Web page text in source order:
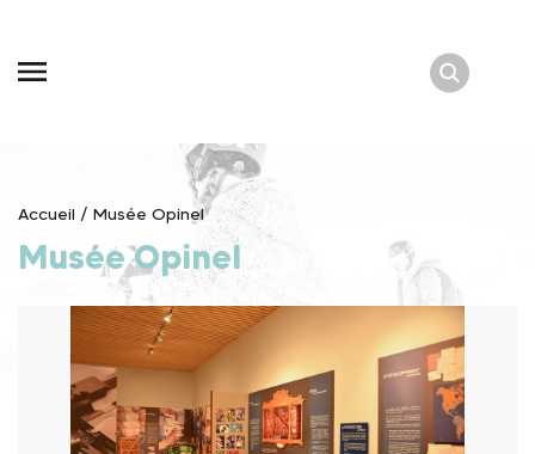
content
Accueil / Musée Opinel
Musée Opinel